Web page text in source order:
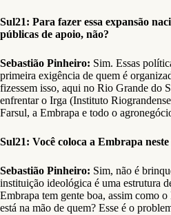
Sul21: Para fazer essa expansão
públicas de apoio, não?
Sebastião Pinheiro: Sim. Essas
primeira exigência de quem é
fizessem isso, aqui no Rio Grande do
enfrentar o Irga (Instituto
Farsul, a Embrapa e todo o
Sul21: Você coloca a Embrapa neste
Sebastião Pinheiro: Sim, não é
instituição ideológica é uma estrutura
Embrapa tem gente boa, assim como
está na mão de quem? Esse é o